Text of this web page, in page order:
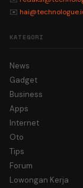
✉️
KATEGORI
News
Gadget
Business
Apps
Internet
Oto
Tips
Forum
Lowongan Kerja